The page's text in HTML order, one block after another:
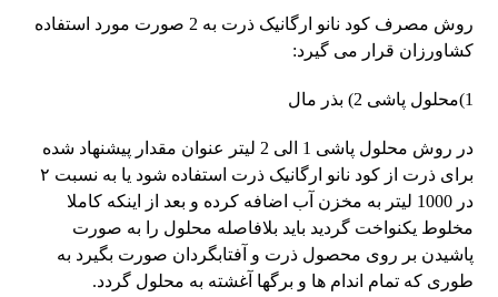
روش مصرف کود نانو ارگانیک ذرت به 2 صورت مورد استفاده
کشاورزان قرار می گیرد:
1)محلول پاشی 2) بذر مال
در روش محلول پاشی 1 الی 2 لیتر عنوان مقدار پیشنهاد شده
برای ذرت از کود نانو ارگانیک ذرت استفاده شود یا به نسبت ۲
در 1000 لیتر به مخزن آب اضافه کرده و بعد از اینکه کاملا
مخلوط یکنواخت گردید باید بلافاصله محلول را به صورت
پاشیدن بر روی محصول ذرت و آفتابگردان صورت بگیرد به
طوری که تمام اندام ها و برگها آغشته به محلول گردد.